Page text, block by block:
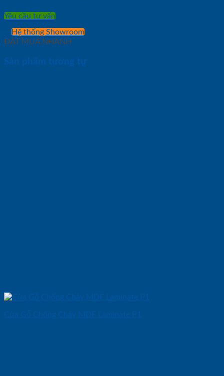
Yêu cầu tư vấn
Hệ thống Showroom
ĐẶT MUA NHANH
Sản phẩm tương tự
Cửa Gỗ Chống Cháy MDF Laminate P1